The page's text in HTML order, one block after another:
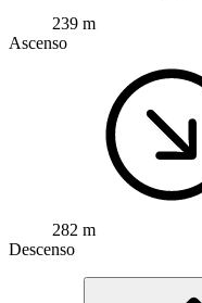
239 m
Ascenso
282 m
Descenso